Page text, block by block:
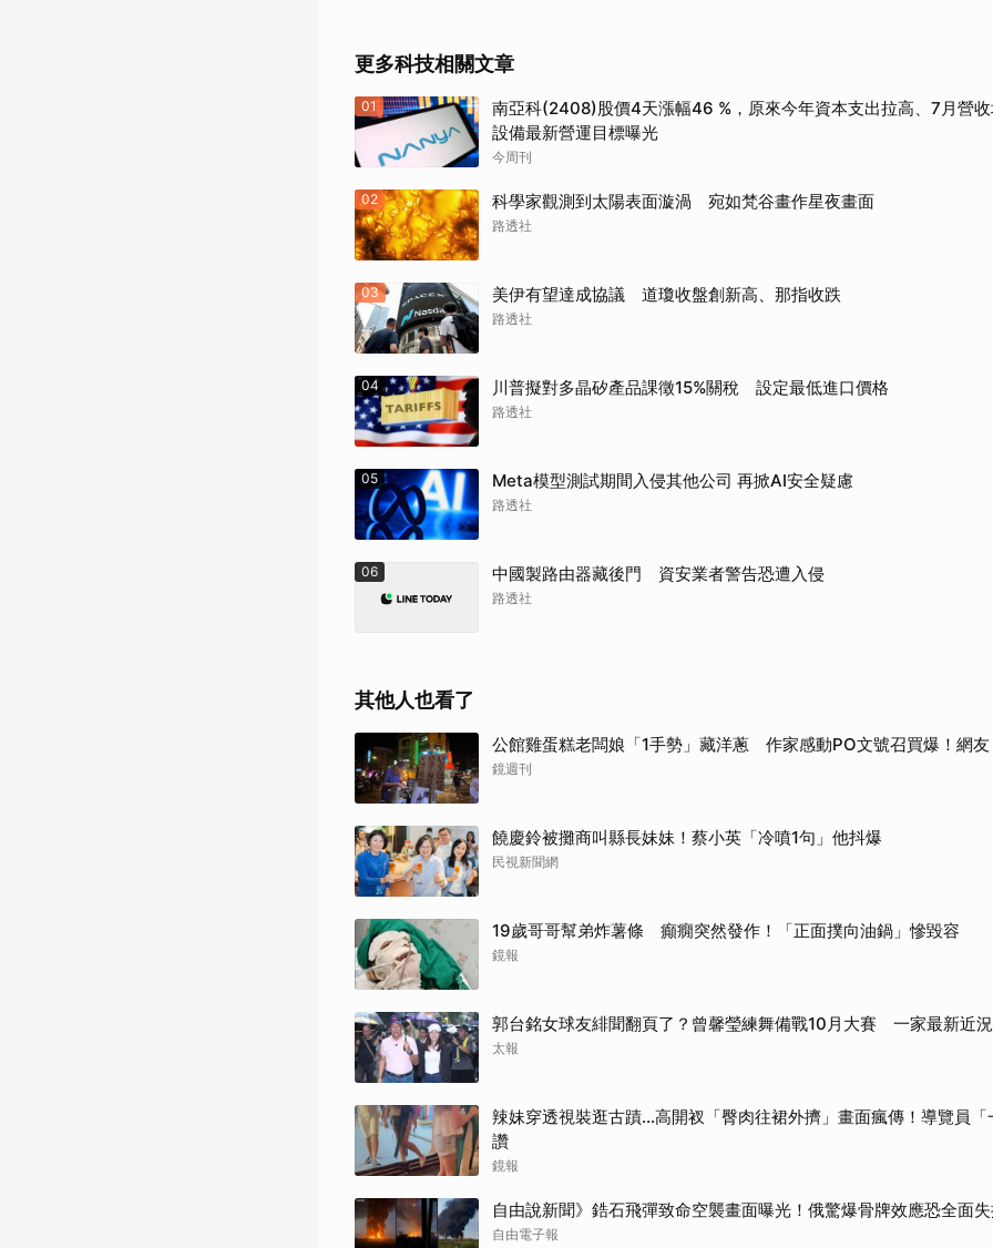
更多科技相關文章
01
南亞科(2408)股價4天漲幅46 %，原來今年資本支出拉高、7月營
設備最新營運目標曝光
今周刊
02 科學家觀測到太陽表面漩渦 宛如梵谷畫作星夜畫面
路透社
03 美伊有望達成協議 道瓊收盤創新高、那指收跌
路透社
04 川普擬對多晶矽產品課徵15%關稅 設定最低進口價格
路透社
05 Meta模型測試期間入侵其他公司 再掀AI安全疑慮
路透社
06 中國製路由器藏後門 資安業者警告恐遭入侵
路透社
其他人也看了
公館雞蛋糕老闆娘「1手勢」藏洋蔥 作家感動PO文號召買爆！網友
鏡週刊
饒慶鈴被攤商叫縣長妹妹！蔡小英「冷噴1句」他抖爆
民視新聞網
19歲哥哥幫弟炸薯條 癲癇突然發作！「正面撲向油鍋」慘毀容
鏡報
郭台銘女球友緋聞翻頁了？曾馨瑩練舞備戰10月大賽 一家最新近
太報
辣妹穿透視裝逛古蹟…高開衩「臀肉往裙外擠」畫面瘋傳！導覽員「
讚
鏡報
自由說新聞》鋯石飛彈致命空襲畫面曝光！俄驚爆骨牌效應恐全面
自由電子報